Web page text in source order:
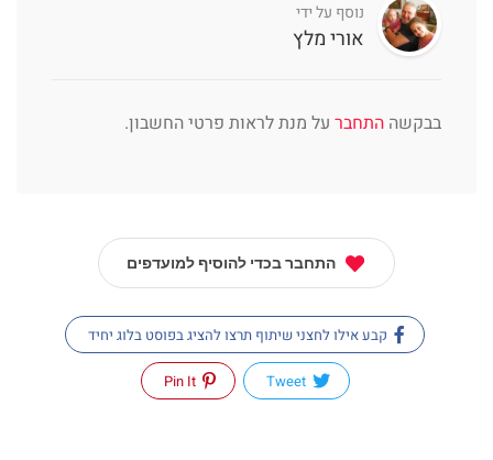
נוסף על ידי
אורי מלץ
בבקשה התחבר על מנת לראות פרטי החשבון.
התחבר בכדי להוסיף למועדפים
קבע אילו לחצני שיתוף תרצו להציג בפוסט בלוג יחיד
Tweet
Pin It